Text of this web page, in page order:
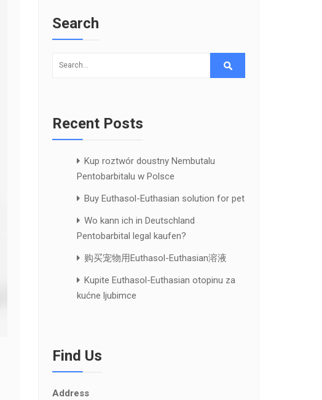
Search
Recent Posts
Kup roztwór doustny Nembutalu
Pentobarbitalu w Polsce
Buy Euthasol-Euthasian solution for pet
Wo kann ich in Deutschland
Pentobarbital legal kaufen?
购买宠物用Euthasol-Euthasian溶液
Kupite Euthasol-Euthasian otopinu za
kućne ljubimce
Find Us
Address